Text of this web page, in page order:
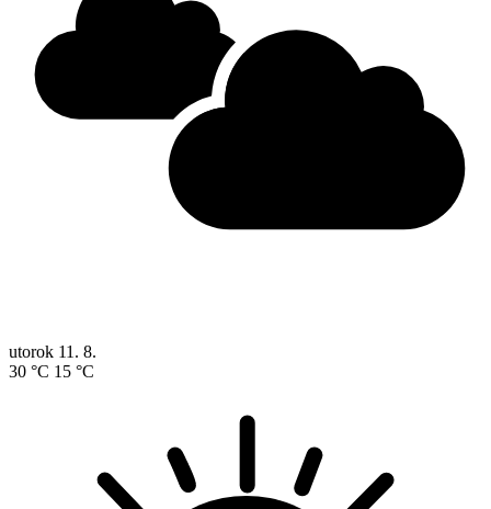
utorok 11. 8.
30 °C 15 °C